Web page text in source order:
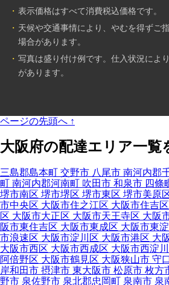
表示価格はすべて消費税込価格です。
天候や交通事情により、やむを得ずご
場合があります。
写真は盛り付け例です。仕入状況によ
があります。
ページの先頭へ ↑
大阪府の配達エリア一覧
三島郡島本町 交野市 八尾市 南河内郡
町 南河内郡河南町 吹田市 和泉市 四條
堺市南区 堺市堺区 堺市東区 堺市美原
市中央区 大阪市住之江区 大阪市住吉区
区 大阪市大正区 大阪市天王寺区 大阪
阪市東住吉区 大阪市東成区 大阪市東
市浪速区 大阪市淀川区 大阪市港区 大
大阪市西区 大阪市西成区 大阪市西淀
阿倍野区 大阪市鶴見区 大阪狭山市 守
岸和田市 摂津市 東大阪市 松原市 枚方
野市 泉佐野市 泉北郡忠岡町 泉南市 泉